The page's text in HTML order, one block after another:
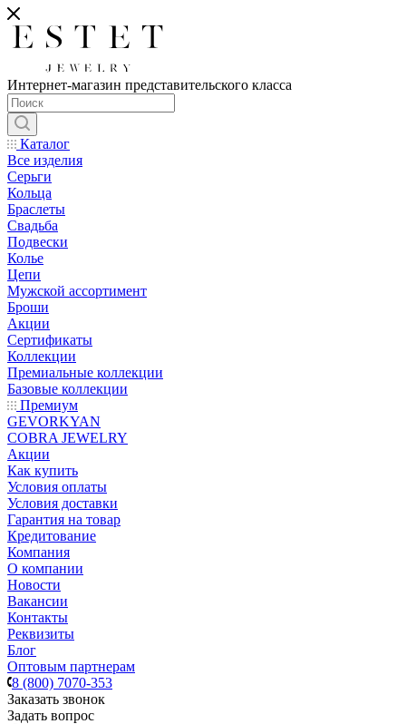
Интернет-магазин представительского класса
Каталог
Все изделия
Серьги
Кольца
Браслеты
Свадьба
Подвески
Колье
Цепи
Мужской ассортимент
Броши
Акции
Сертификаты
Коллекции
Премиальные коллекции
Базовые коллекции
Премиум
GEVORKYAN
COBRA JEWELRY
Акции
Как купить
Условия оплаты
Условия доставки
Гарантия на товар
Кредитование
Компания
О компании
Новости
Вакансии
Контакты
Реквизиты
Блог
Оптовым партнерам
8 (800) 7070-353
Заказать звонок
Задать вопрос